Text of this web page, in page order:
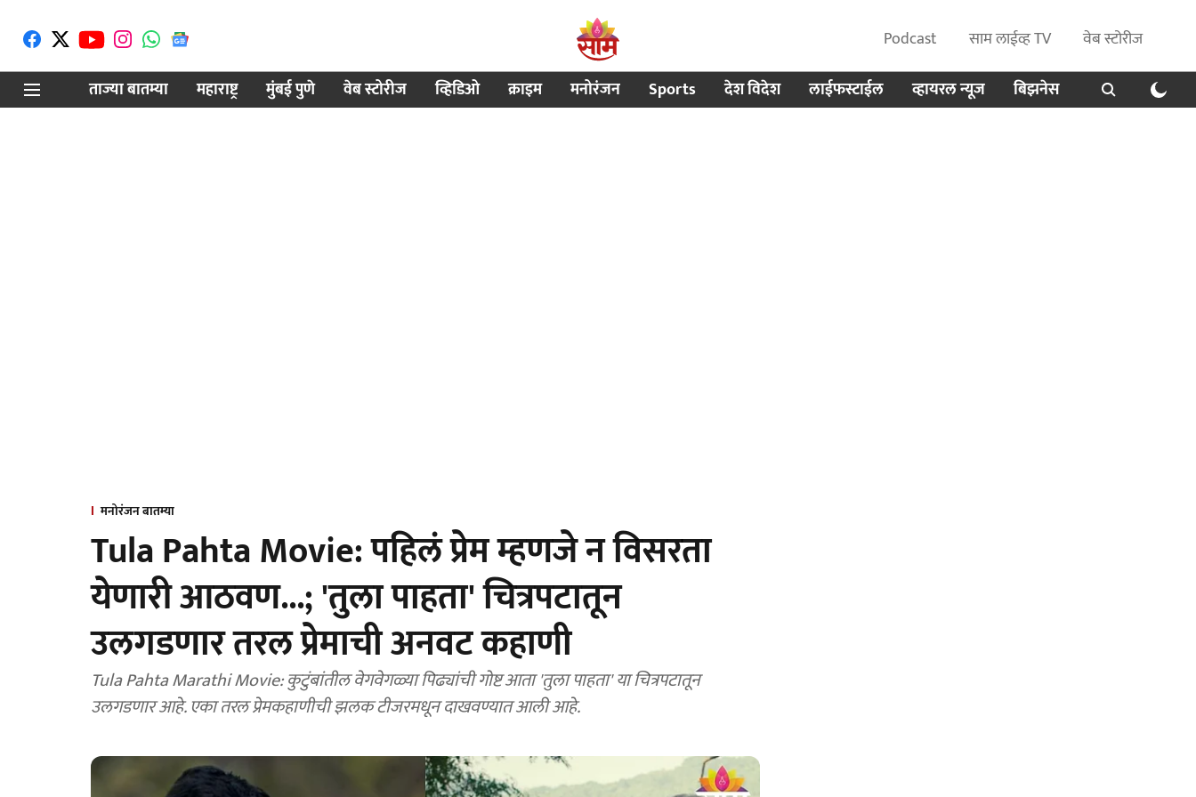
Podcast साम लाईव्ह TV
वेब स्टोरीज
ताज्या बातम्या
महाराष्ट्र मुंबई पुणे वेब स्टोरीज व्हिडिओ क्राइम मनोरंजन Sports देश विदेश लाईफस्टाईल व्हायरल न्यूज बिझनेस
मनोरंजन बातम्या
Tula Pahta Movie: पहिलं प्रेम म्हणजे न विसरता
येणारी आठवण...; 'तुला पाहता' चित्रपटातून
उलगडणार तरल प्रेमाची अनवट कहाणी
Tula Pahta Marathi Movie: कुटुंबांतील वेगवेगळ्या पिढ्यांची गोष्ट आता 'तुला पाहता' या चित्रपटातून
उलगडणार आहे. एका तरल प्रेमकहाणीची झलक टीजरमधून दाखवण्यात आली आहे.